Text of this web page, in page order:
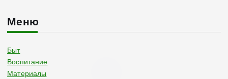
Меню
Быт
Воспитание
Материалы